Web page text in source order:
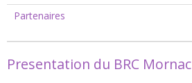
Partenaires
Presentation du BRC Mornac